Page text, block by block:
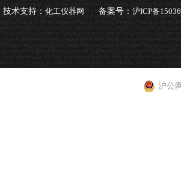
技术支持：化工仪器网 备案号：沪ICP备
沪公